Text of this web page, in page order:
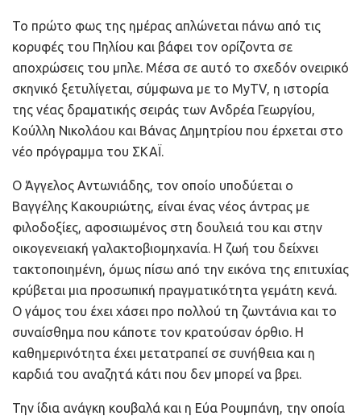
Το πρώτο φως της ημέρας απλώνεται πάνω από τις
κορυφές του Πηλίου και βάφει τον ορίζοντα σε
αποχρώσεις του μπλε. Μέσα σε αυτό το σχεδόν ονειρικό
σκηνικό ξετυλίγεται, σύμφωνα με το MyTV, η ιστορία
της νέας δραματικής σειράς των Ανδρέα Γεωργίου,
Κούλλη Νικολάου και Βάνας Δημητρίου που έρχεται στο
νέο πρόγραμμα του ΣΚΑΪ.
Ο Άγγελος Αντωνιάδης, τον οποίο υποδύεται ο
Βαγγέλης Κακουριώτης, είναι ένας νέος άντρας με
φιλοδοξίες, αφοσιωμένος στη δουλειά του και στην
οικογενειακή γαλακτοβιομηχανία. Η ζωή του δείχνει
τακτοποιημένη, όμως πίσω από την εικόνα της επιτυχίας
κρύβεται μια προσωπική πραγματικότητα γεμάτη κενά.
Ο γάμος του έχει χάσει προ πολλού τη ζωντάνια και το
συναίσθημα που κάποτε τον κρατούσαν όρθιο. Η
καθημερινότητα έχει μετατραπεί σε συνήθεια και η
καρδιά του αναζητά κάτι που δεν μπορεί να βρει.
Την ίδια ανάγκη κουβαλά και η Εύα Ρουμπάνη, την οποία